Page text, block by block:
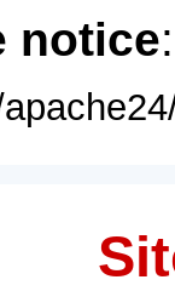
notice